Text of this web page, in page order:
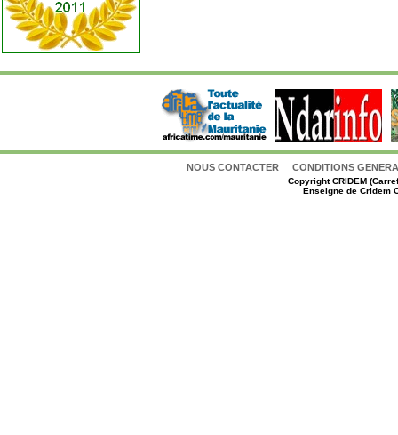
NOUS CONTACTER CONDITIONS
CopyrightCRIDEM
Enseigne de Cridem